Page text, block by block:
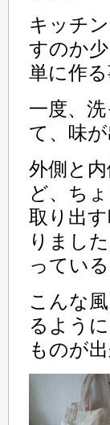
キッチ
すのか
単に作る
一度、
て、味
外側と
ど、ち
取り出
りまし
ってい
こんな
るよう
ものが